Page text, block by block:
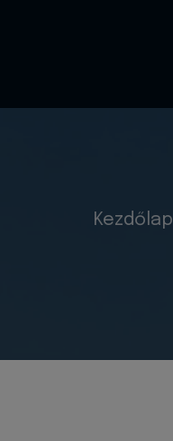
Kezdőlap